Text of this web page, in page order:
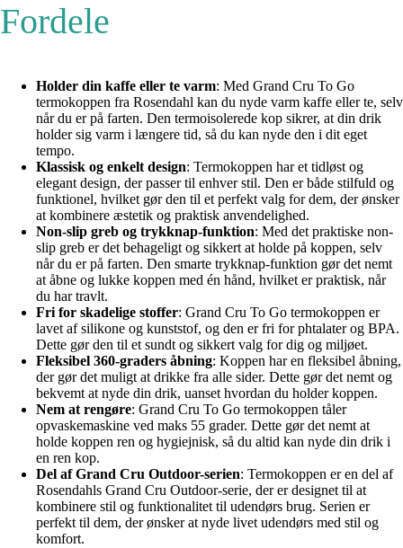
Fordele
Holder din kaffe eller te varm: Med Grand Cru To Go
termokoppen fra Rosendahl kan du nyde varm kaffe eller te, selv
når du er på farten. Den termoisolerede kop sikrer, at din drik
holder sig varm i længere tid, så du kan nyde den i dit eget
tempo.
Klassisk og enkelt design: Termokoppen har et tidløst og
elegant design, der passer til enhver stil. Den er både stilfuld og
funktionel, hvilket gør den til et perfekt valg for dem, der ønsker
at kombinere æstetik og praktisk anvendelighed.
Non-slip greb og trykknap-funktion: Med det praktiske non-
slip greb er det behageligt og sikkert at holde på koppen, selv
når du er på farten. Den smarte trykknap-funktion gør det nemt
at åbne og lukke koppen med én hånd, hvilket er praktisk, når
du har travlt.
Fri for skadelige stoffer: Grand Cru To Go termokoppen er
lavet af silikone og kunststof, og den er fri for phtalater og BPA.
Dette gør den til et sundt og sikkert valg for dig og miljøet.
Fleksibel 360-graders åbning: Koppen har en fleksibel åbning,
der gør det muligt at drikke fra alle sider. Dette gør det nemt og
bekvemt at nyde din drik, uanset hvordan du holder koppen.
Nem at rengøre: Grand Cru To Go termokoppen tåler
opvaskemaskine ved maks 55 grader. Dette gør det nemt at
holde koppen ren og hygiejnisk, så du altid kan nyde din drik i
en ren kop.
Del af Grand Cru Outdoor-serien: Termokoppen er en del af
Rosendahls Grand Cru Outdoor-serie, der er designet til at
kombinere stil og funktionalitet til udendørs brug. Serien er
perfekt til dem, der ønsker at nyde livet udendørs med stil og
komfort.